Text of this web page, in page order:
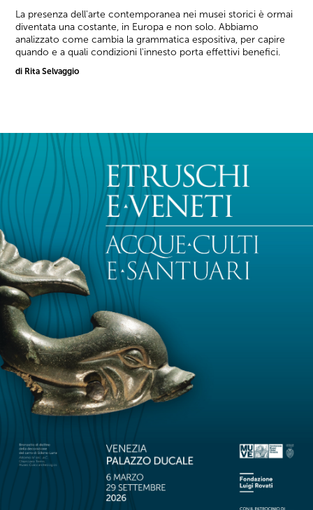
La presenza dell'arte contemporanea nei musei storici è ormai
diventata una costante, in Europa e non solo. Abbiamo
analizzato come cambia la grammatica espositiva, per capire
quando e a quali condizioni l'innesto porta effettivi benefici.
di Rita Selvaggio